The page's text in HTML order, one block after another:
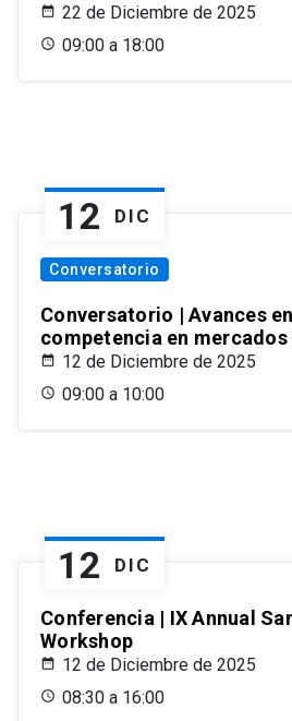
22 de Diciembre de 2025
09:00 a 18:00
12 DIC
Conversatorio
Conversatorio | Avances
competencia en
12 de Diciembre de 2025
09:00 a 10:00
12 DIC
Conferencia | IX Annual
Workshop
12 de Diciembre de 2025
08:30 a 16:00